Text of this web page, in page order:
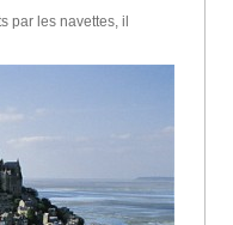
par les navettes, il